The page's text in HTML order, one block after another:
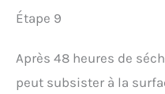
Étape 9
Après 48 heures de
peut subsister à la